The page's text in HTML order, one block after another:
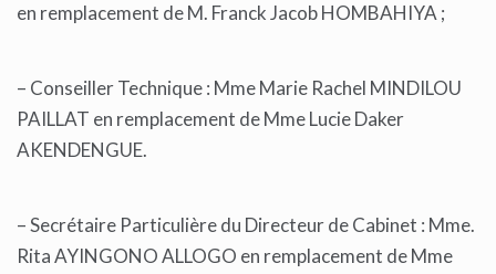
en remplacement de M. Franck Jacob HOMBAHIYA ;
– Conseiller Technique : Mme Marie Rachel MINDILOU
PAILLAT en remplacement de Mme Lucie Daker
AKENDENGUE.
– Secrétaire Particulière du Directeur de Cabinet : Mme.
Rita AYINGONO ALLOGO en remplacement de Mme